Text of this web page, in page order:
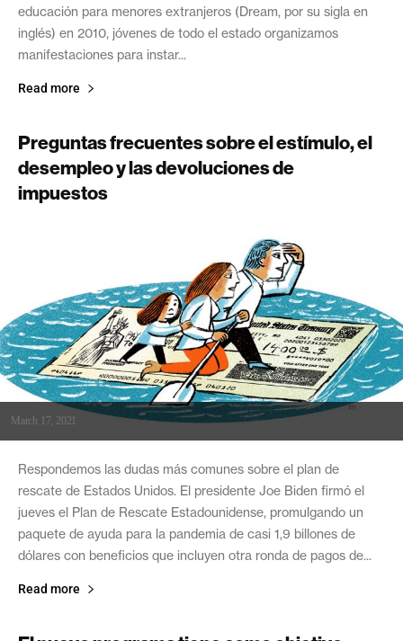
educación para menores extranjeros (Dream, por su sigla en
inglés) en 2010, jóvenes de todo el estado organizamos
manifestaciones para instar...
Read more
Preguntas frecuentes sobre el estímulo, el
desempleo y las devoluciones de
impuestos
March 17, 2021
Respondemos las dudas más comunes sobre el plan de
rescate de Estados Unidos. El presidente Joe Biden firmó el
jueves el Plan de Rescate Estadounidense, promulgando un
paquete de ayuda para la pandemia de casi 1,9 billones de
dólares con beneficios que incluyen otra ronda de pagos de...
Read more